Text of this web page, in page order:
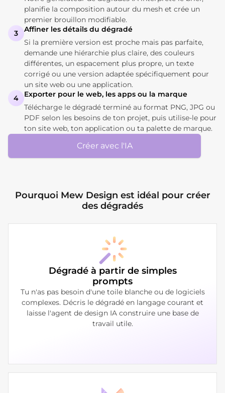
planifie la composition autour du mesh et crée un
premier brouillon modifiable.
3
Affiner les détails du dégradé
Si la première version est proche mais pas parfaite,
demande une hiérarchie plus claire, des couleurs
différentes, un espacement plus propre, un texte
corrigé ou une version adaptée spécifiquement pour
un site web ou une application.
4
Exporter pour le web, les apps ou la marque
Télécharge le dégradé terminé au format PNG, JPG ou
PDF selon les besoins de ton projet, puis utilise-le pour
ton site web, ton application ou ta palette de marque.
Créer avec l'IA
Pourquoi Mew Design est idéal pour créer
des dégradés
Dégradé à partir de simples
prompts
Tu n'as pas besoin d'une toile blanche ou de logiciels
complexes. Décris le dégradé en langage courant et
laisse l'agent de design IA construire une base de
travail utile.